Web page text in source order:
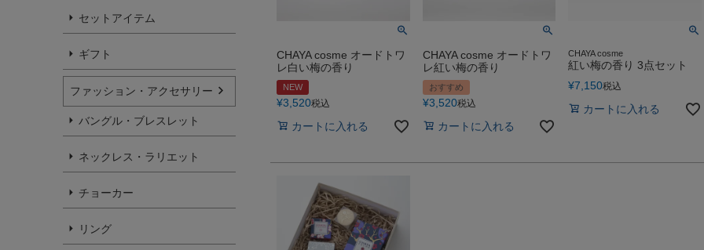
セットアイテム
ギフト
ファッション・アクセサリー
バングル・ブレスレット
ネックレス・ラリエット
チョーカー
リング
CHAYA cosme オードトワ
レ白い梅の香り
NEW
¥3,520税込
カートに入れる
CHAYA cosme オードトワ
レ紅い梅の香り
おすすめ
¥3,520税込
カートに入れる
CHAYA cosme
紅い梅の香り 3点セット
¥7,150税込
カートに入れる